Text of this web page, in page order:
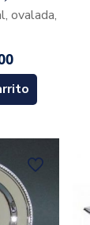
ovalada,